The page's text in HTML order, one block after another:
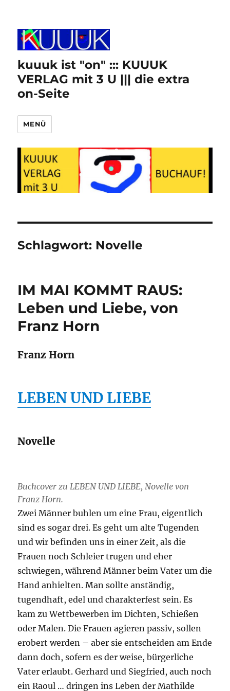
kuuuk ist "on" ::: KUUUK
VERLAG mit 3 U ||| die extra
on-Seite
MENÜ
Schlagwort: Novelle
IM MAI KOMMT RAUS:
Leben und Liebe, von
Franz Horn
Franz Horn
LEBEN UND LIEBE
Novelle
Buchcover zu LEBEN UND LIEBE, Novelle von
Franz Horn.
Zwei Männer buhlen um eine Frau, eigentlich
sind es sogar drei. Es geht um alte Tugenden
und wir befinden uns in einer Zeit, als die
Frauen noch Schleier trugen und eher
schwiegen, während Männer beim Vater um die
Hand anhielten. Man sollte anständig,
tugendhaft, edel und charakterfest sein. Es
kam zu Wettbewerben im Dichten, Schießen
oder Malen. Die Frauen agieren passiv, sollen
erobert werden – aber sie entscheiden am Ende
dann doch, sofern es der weise, bürgerliche
Vater erlaubt. Gerhard und Siegfried, auch noch
ein Raoul … dringen ins Leben der Mathilde